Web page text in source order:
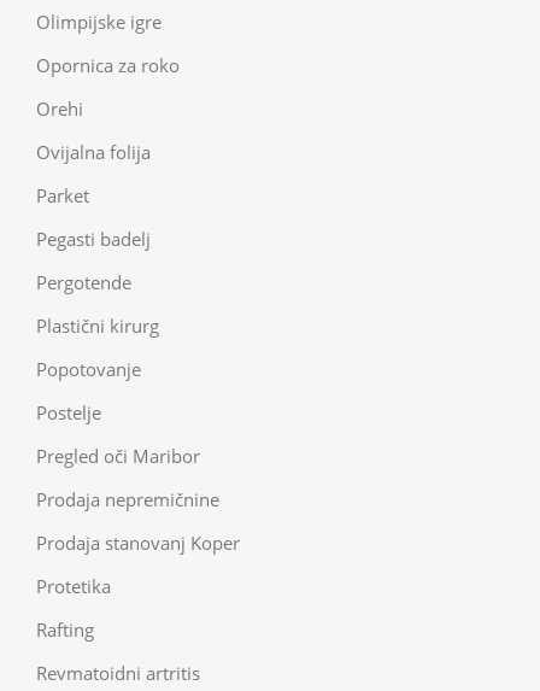
Olimpijske igre
Opornica za roko
Orehi
Ovijalna folija
Parket
Pegasti badelj
Pergotende
Plastični kirurg
Popotovanje
Postelje
Pregled oči Maribor
Prodaja nepremičnine
Prodaja stanovanj Koper
Protetika
Rafting
Revmatoidni artritis